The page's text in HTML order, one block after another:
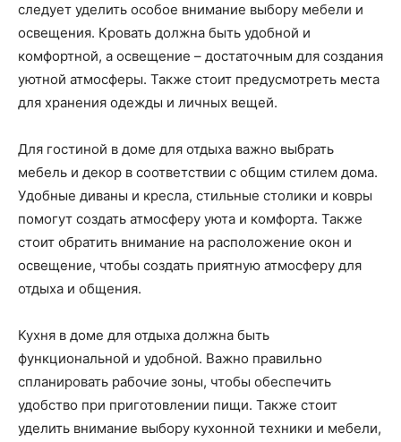
следует уделить особое внимание выбору мебели и
освещения. Кровать должна быть удобной и
комфортной, а освещение – достаточным для создания
уютной атмосферы. Также стоит предусмотреть места
для хранения одежды и личных вещей.
Для гостиной в доме для отдыха важно выбрать
мебель и декор в соответствии с общим стилем дома.
Удобные диваны и кресла, стильные столики и ковры
помогут создать атмосферу уюта и комфорта. Также
стоит обратить внимание на расположение окон и
освещение, чтобы создать приятную атмосферу для
отдыха и общения.
Кухня в доме для отдыха должна быть
функциональной и удобной. Важно правильно
спланировать рабочие зоны, чтобы обеспечить
удобство при приготовлении пищи. Также стоит
уделить внимание выбору кухонной техники и мебели,